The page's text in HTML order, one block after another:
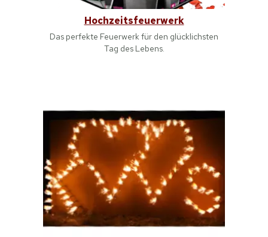
Hochzeitsfeuerwerk
Das perfekte Feuerwerk für den glücklichsten
Tag des Lebens.